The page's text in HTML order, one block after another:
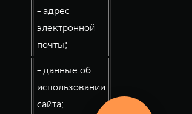
- адрес
электронной
почты;
- данные об
использовании
сайта;